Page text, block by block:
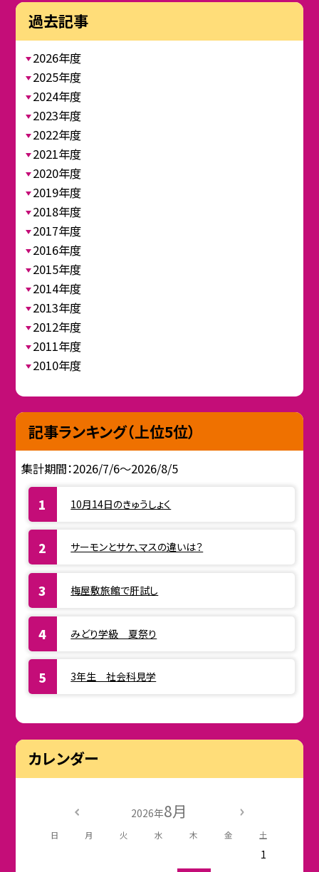
過去記事
2026年度
2025年度
2024年度
2023年度
2022年度
2021年度
2020年度
2019年度
2018年度
2017年度
2016年度
2015年度
2014年度
2013年度
2012年度
2011年度
2010年度
記事ランキング（上位5位）
集計期間：2026/7/6～2026/8/5
10月14日のきゅうしょく
サーモンとサケ、マスの違いは？
梅屋敷旅館で肝試し
みどり学級 夏祭り
3年生 社会科見学
カレンダー
2026年8月
日 月 火 水 木 金 土
1